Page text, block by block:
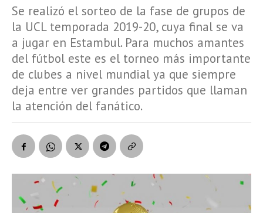
Se realizó el sorteo de la fase de grupos de
la UCL temporada 2019-20, cuya final se va
a jugar en Estambul. Para muchos amantes
del fútbol este es el torneo más importante
de clubes a nivel mundial ya que siempre
deja entre ver grandes partidos que llaman
la atención del fanático.